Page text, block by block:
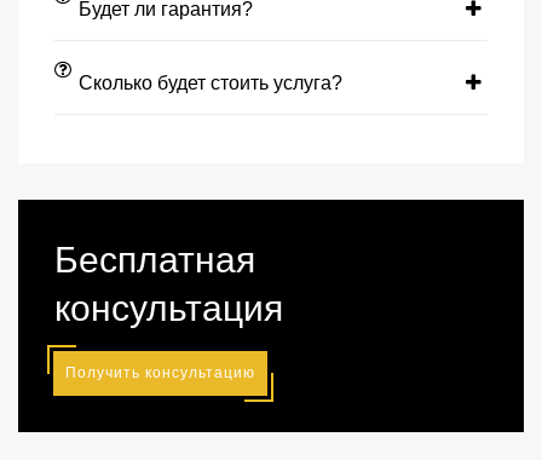
Будет ли гарантия?
Сколько будет стоить услуга?
Бесплатная
консультация
Получить консультацию